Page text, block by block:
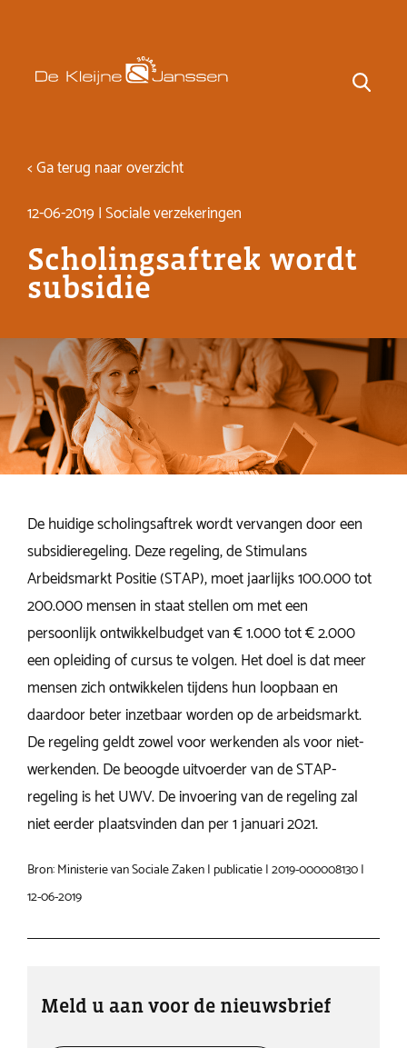
< Ga terug naar overzicht
12-06-2019 | Sociale verzekeringen
Scholingsaftrek wordt
subsidie
Meld u aan voor de nieuwsbrief
De huidige scholingsaftrek wordt vervangen door een
subsidieregeling. Deze regeling, de Stimulans
Arbeidsmarkt Positie (STAP), moet jaarlijks 100.000 tot
200.000 mensen in staat stellen om met een
persoonlijk ontwikkelbudget van € 1.000 tot € 2.000
een opleiding of cursus te volgen. Het doel is dat meer
mensen zich ontwikkelen tijdens hun loopbaan en
daardoor beter inzetbaar worden op de arbeidsmarkt.
De regeling geldt zowel voor werkenden als voor niet-
werkenden. De beoogde uitvoerder van de STAP-
regeling is het UWV. De invoering van de regeling zal
niet eerder plaatsvinden dan per 1 januari 2021.
Bron: Ministerie van Sociale Zaken | publicatie | 2019-000008130 |
12-06-2019